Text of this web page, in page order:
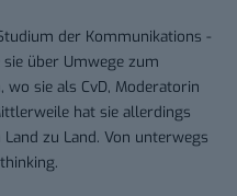
der Kommunikations -
über Umwege zum
wo sie als CvD, Moderatorin
hat sie allerdings
zu Land. Von unterwegs